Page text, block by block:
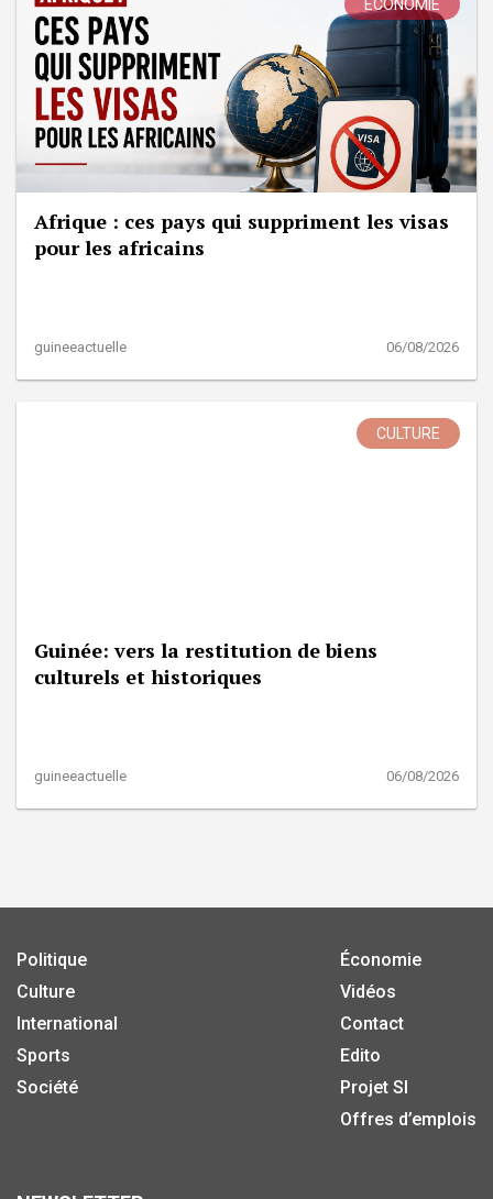
ÉCONOMIE
Afrique : ces pays qui suppriment les visas
pour les africains
guineeactuelle 06/08/2026
CULTURE
Guinée: vers la restitution de biens
culturels et historiques
guineeactuelle 06/08/2026
Politique
Culture
International
Sports
Société
Économie
Vidéos
Contact
Edito
Projet SI
Offres d’emplois